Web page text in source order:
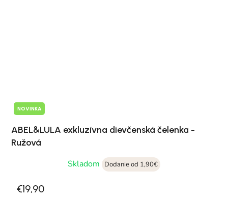
NOVINKA
ABEL&LULA exkluzívna dievčenská čelenka -
Ružová
Skladom
Dodanie od 1,90€
€19,90